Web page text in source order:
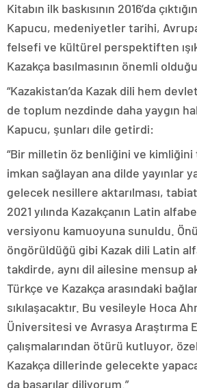
Kitabın ilk baskısının 2016’da
Kapucu, medeniyetler tarihi,
felsefi ve kültürel perspektiften
Kazakça basılmasının önemli
“Kazakistan’da Kazak dili hem
de toplum nezdinde daha yaygın
Kapucu, şunları dile getirdi:
“Bir milletin öz benliğini ve kimliğini
imkan sağlayan ana dilde yayınlar
gelecek nesillere aktarılması,
2021 yılında Kazakçanın Latin
versiyonu kamuoyuna sunuldu.
öngörüldüğü gibi Kazak dili Latin
takdirde, aynı dil ailesine mensup
Türkçe ve Kazakça arasındaki
sıkılaşacaktır. Bu vesileyle Hoca
Üniversitesi ve Avrasya Araştırma
çalışmalarından ötürü kutluyor,
Kazakça dillerinde gelecekte
da başarılar diliyorum.”